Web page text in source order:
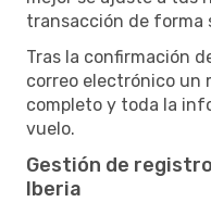
transacción de forma
Tras la confirmación
correo electrónico un
completo y toda la
vuelo.
Gestión de
Iberia